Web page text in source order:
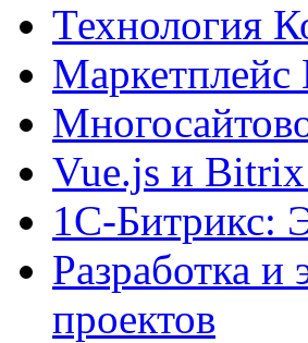
Технология
Vue.js и
1С-Битрикс:
Разработка и
проектов